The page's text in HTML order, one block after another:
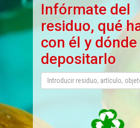
Infórmate del
residuo, qué
con él y dónde
depositarlo